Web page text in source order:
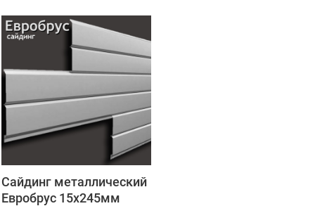
Сайдинг металлический
Евробрус 15х245мм